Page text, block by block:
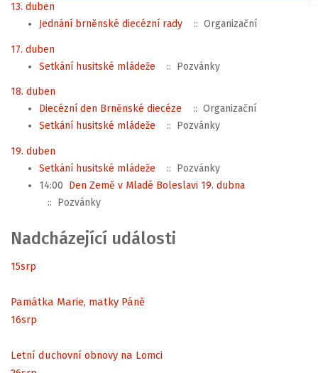
13. duben
Jednání brněnské diecézní rady
:: Organizační
17. duben
Setkání husitské mládeže
:: Pozvánky
18. duben
Diecézní den Brněnské diecéze
:: Organizační
Setkání husitské mládeže
:: Pozvánky
19. duben
Setkání husitské mládeže
:: Pozvánky
14:00 Den Země v Mladé Boleslavi 19. dubna
:: Pozvánky
Nadcházející události
15srp
Památka Marie, matky Páně
16srp
Letní duchovní obnovy na Lomci